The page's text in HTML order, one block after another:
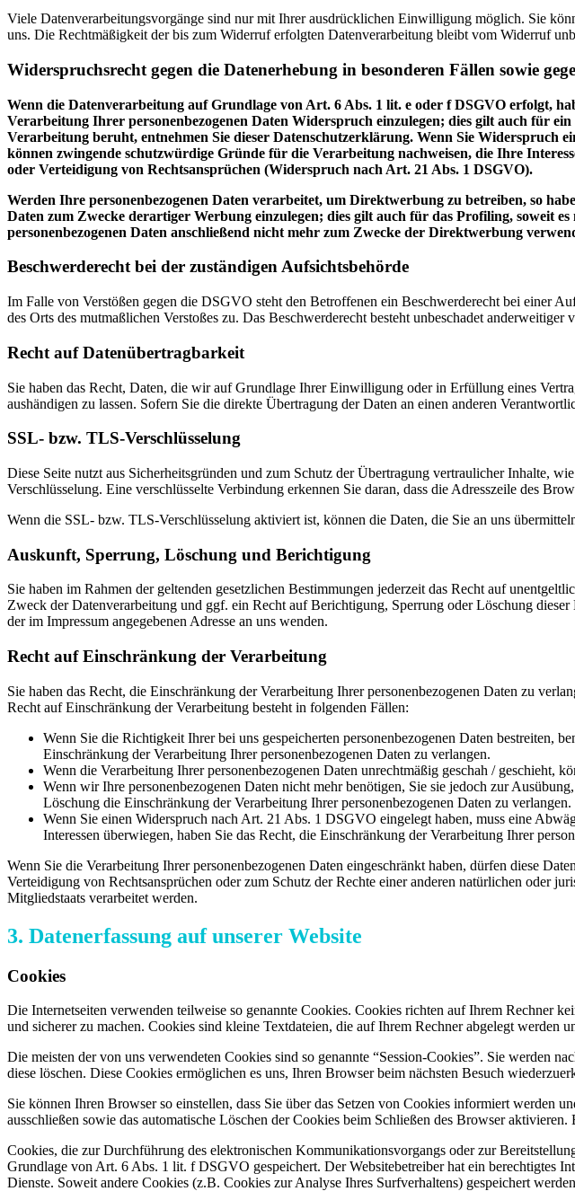
Viele Datenverarbeitungsvorgänge sind nur mit Ihrer ausdrücklichen Einwilligung möglich. Sie
uns. Die Rechtmäßigkeit der bis zum Widerruf erfolgten Datenverarbeitung bleibt vom Widerruf
Widerspruchsrecht gegen die Datenerhebung in besonderen Fällen sowie
Wenn die Datenverarbeitung auf Grundlage von Art. 6 Abs. 1 lit. e oder f DSGVO erfolgt,
Verarbeitung Ihrer personenbezogenen Daten Widerspruch einzulegen; dies gilt auch für
Verarbeitung beruht, entnehmen Sie dieser Datenschutzerklärung. Wenn Sie Widerspruch
können zwingende schutzwürdige Gründe für die Verarbeitung nachweisen, die Ihre
oder Verteidigung von Rechtsansprüchen (Widerspruch nach Art. 21 Abs. 1 DSGVO).
Werden Ihre personenbezogenen Daten verarbeitet, um Direktwerbung zu betreiben, so
Daten zum Zwecke derartiger Werbung einzulegen; dies gilt auch für das Profiling, soweit
personenbezogenen Daten anschließend nicht mehr zum Zwecke der Direktwerbung
Beschwerderecht bei der zuständigen Aufsichtsbehörde
Im Falle von Verstößen gegen die DSGVO steht den Betroffenen ein Beschwerderecht bei einer
des Orts des mutmaßlichen Verstoßes zu. Das Beschwerderecht besteht unbeschadet
Recht auf Datenübertragbarkeit
Sie haben das Recht, Daten, die wir auf Grundlage Ihrer Einwilligung oder in Erfüllung eines
aushändigen zu lassen. Sofern Sie die direkte Übertragung der Daten an einen anderen
SSL- bzw. TLS-Verschlüsselung
Diese Seite nutzt aus Sicherheitsgründen und zum Schutz der Übertragung vertraulicher Inhalte,
Verschlüsselung. Eine verschlüsselte Verbindung erkennen Sie daran, dass die Adresszeile des
Wenn die SSL- bzw. TLS-Verschlüsselung aktiviert ist, können die Daten, die Sie an uns
Auskunft, Sperrung, Löschung und Berichtigung
Sie haben im Rahmen der geltenden gesetzlichen Bestimmungen jederzeit das Recht auf
Zweck der Datenverarbeitung und ggf. ein Recht auf Berichtigung, Sperrung oder Löschung
der im Impressum angegebenen Adresse an uns wenden.
Recht auf Einschränkung der Verarbeitung
Sie haben das Recht, die Einschränkung der Verarbeitung Ihrer personenbezogenen Daten zu
Recht auf Einschränkung der Verarbeitung besteht in folgenden Fällen:
Wenn Sie die Richtigkeit Ihrer bei uns gespeicherten personenbezogenen Daten bestreiten,
Einschränkung der Verarbeitung Ihrer personenbezogenen Daten zu verlangen.
Wenn die Verarbeitung Ihrer personenbezogenen Daten unrechtmäßig geschah / geschieht,
Wenn wir Ihre personenbezogenen Daten nicht mehr benötigen, Sie sie jedoch zur
Löschung die Einschränkung der Verarbeitung Ihrer personenbezogenen Daten zu verlangen.
Wenn Sie einen Widerspruch nach Art. 21 Abs. 1 DSGVO eingelegt haben, muss eine
Interessen überwiegen, haben Sie das Recht, die Einschränkung der Verarbeitung Ihrer
Wenn Sie die Verarbeitung Ihrer personenbezogenen Daten eingeschränkt haben, dürfen diese
Verteidigung von Rechtsansprüchen oder zum Schutz der Rechte einer anderen natürlichen oder
Mitgliedstaats verarbeitet werden.
3. Datenerfassung auf unserer Website
Cookies
Die Internetseiten verwenden teilweise so genannte Cookies. Cookies richten auf Ihrem Rechner
und sicherer zu machen. Cookies sind kleine Textdateien, die auf Ihrem Rechner abgelegt werden
Die meisten der von uns verwendeten Cookies sind so genannte “Session-Cookies”. Sie werden
diese löschen. Diese Cookies ermöglichen es uns, Ihren Browser beim nächsten Besuch
Sie können Ihren Browser so einstellen, dass Sie über das Setzen von Cookies informiert werden
ausschließen sowie das automatische Löschen der Cookies beim Schließen des Browser
Cookies, die zur Durchführung des elektronischen Kommunikationsvorgangs oder zur
Grundlage von Art. 6 Abs. 1 lit. f DSGVO gespeichert. Der Websitebetreiber hat ein berechtigtes
Dienste. Soweit andere Cookies (z.B. Cookies zur Analyse Ihres Surfverhaltens) gespeichert